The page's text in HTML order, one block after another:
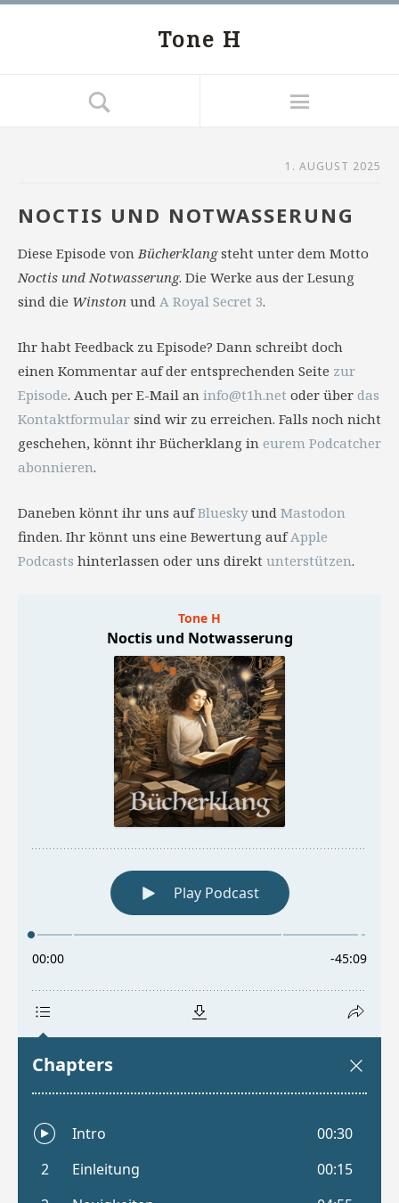
Tone H
1. AUGUST 2025
NOCTIS UND NOTWASSERUNG
Diese Episode vonBücherklangsteht unter dem Motto
Noctis und Notwasserung. Die Werke aus der Lesung
sind die Winston und A Royal Secret 3.
Ihr habt Feedback zu Episode? Dann schreibt doch
einen Kommentar auf der entsprechenden Seite zur
Episode. Auch per E-Mail an info@t1h.net oder über das
Kontaktformular sind wir zu erreichen. Falls noch nicht
geschehen, könnt ihr Bücherklang in eurem Podcatcher
abonnieren.
Daneben könnt ihr uns aufBlueskyund Mastodon
finden. Ihr könnt uns eine Bewertung aufApple
Podcasts hinterlassen oder uns direkt unterstützen.